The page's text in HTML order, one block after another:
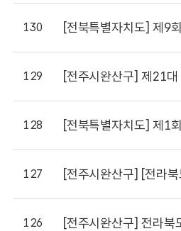
130 [전북특별자치도] 제9
129 [전주시완산구] 제21대
128 [전북특별자치도] 제1회
127 [전주시완산구] [전라북
126 [전주시완산구] 전라북도